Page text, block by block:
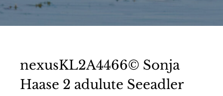
nexusKL2A4466© Sonja
Haase 2 adulute Seeadler